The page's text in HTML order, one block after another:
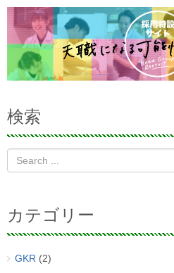
検索
カテゴリー
GKR (2)